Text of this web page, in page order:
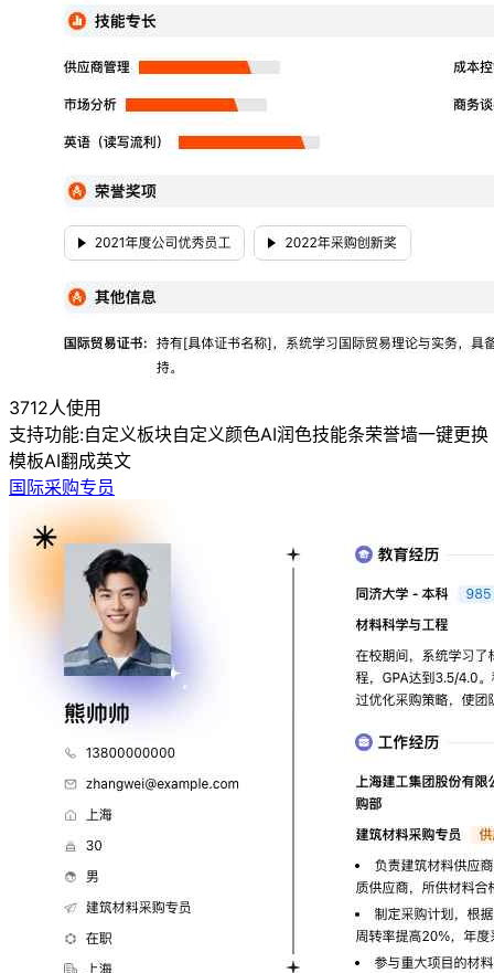
3712人使用
支持功能:自定义板块自定义颜色AI润色技能条荣誉墙一键更换
模板AI翻成英文
国际采购专员